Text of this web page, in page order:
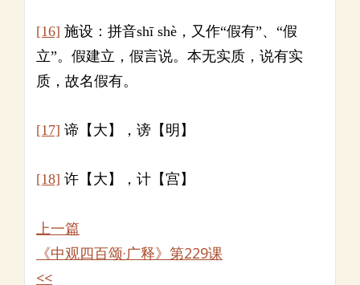
[16] 施设：拼音shī shè，又作“假有”、“假
立”。假建立，假言说。本无实质，说有实
质，故名假有。
[17] 谛【大】，谤【明】
[18] 许【大】，计【宫】
上一篇
《中观四百颂·广释》第229课
<<